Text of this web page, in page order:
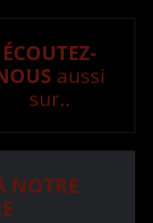
ÉCOUTEZ-
aussi
sur..
NOTRE